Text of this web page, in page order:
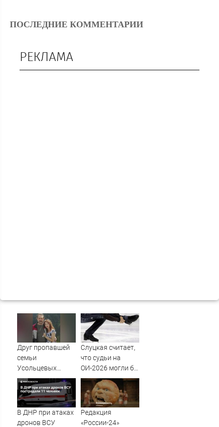
ПОСЛЕДНИЕ КОММЕНТАРИИ
РЕКЛАМА
Друг пропавшей
семьи
Усольцевых
получил
аудиосообщение
от них
Слуцкая считает,
что судьи на
ОИ-2026 могли бы
дать больше
баллов Гуменнику
В ДНР при атаках
дронов ВСУ
Редакция
«России-24»